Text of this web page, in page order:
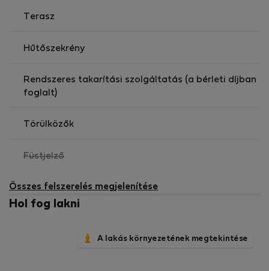
Terasz
Hűtőszekrény
Rendszeres takarítási szolgáltatás (a bérleti díjban
foglalt)
Törülközők
Füstjelző,
elérhető
Összes felszerelés megjelenítése
Hol fog lakni
A lakás környezetének megtekintése